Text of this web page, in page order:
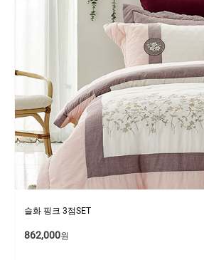
슬화 핑크 3점SET
862,000원